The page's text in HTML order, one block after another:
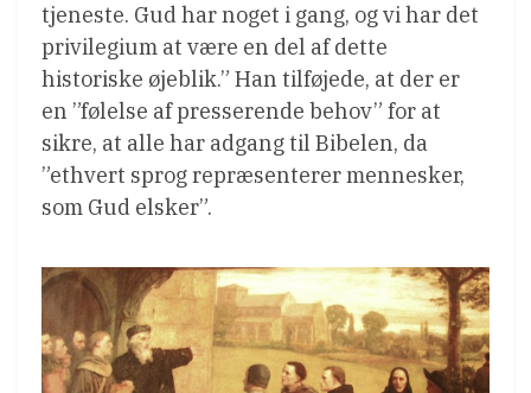
tjeneste. Gud har noget i gang, og vi har det
privilegium at være en del af dette
historiske øjeblik.” Han tilføjede, at der er
en ”følelse af presserende behov” for at
sikre, at alle har adgang til Bibelen, da
”ethvert sprog repræsenterer mennesker,
som Gud elsker”.